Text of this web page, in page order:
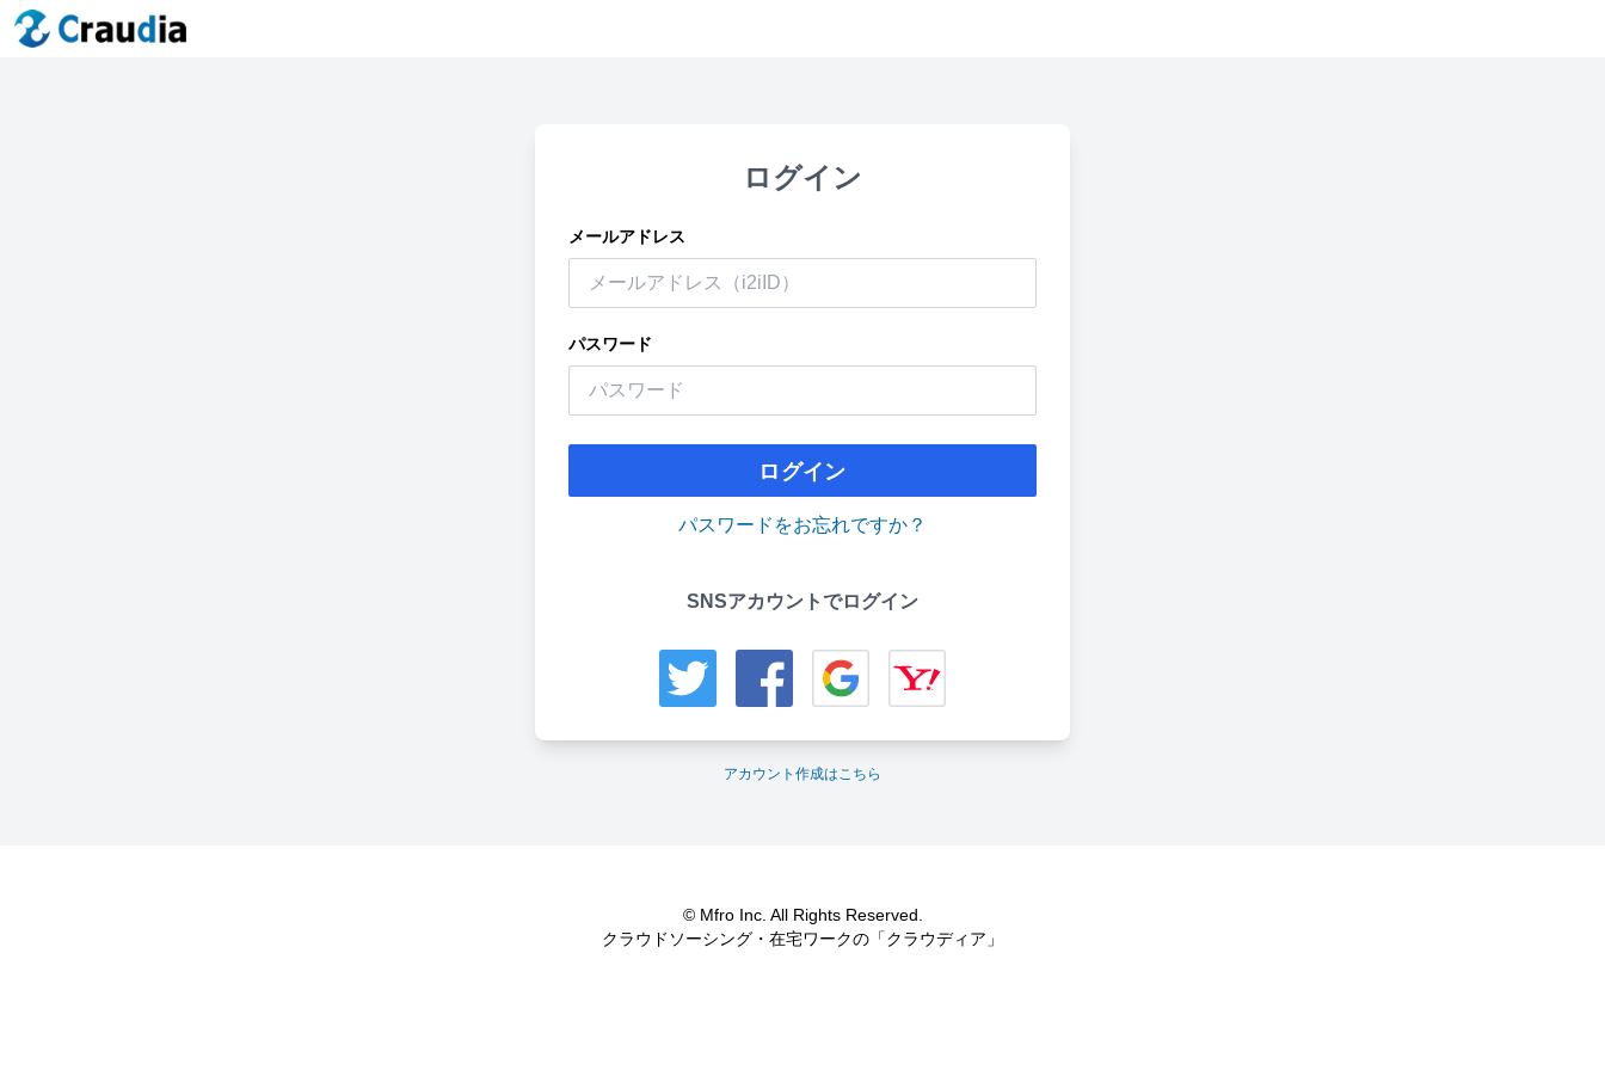
ログイン
メールアドレス
パスワード
ログイン
パスワードをお忘れですか？
SNSアカウントでログイン
アカウント作成はこちら
© Mfro Inc. All Rights Reserved.
クラウドソーシング・在宅ワークの「クラウディア」